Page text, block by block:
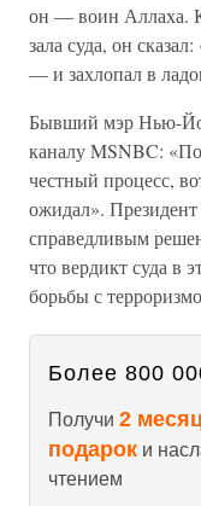
он — воин Аллаха.
зала суда, он
— и захлопал в
Бывший мэр Нью-
каналу MSNBC:
честный процесс,
ожидал».
справедливым
что вердикт суда в
борьбы с
Более 800
Получи 2
подарок и
чтением